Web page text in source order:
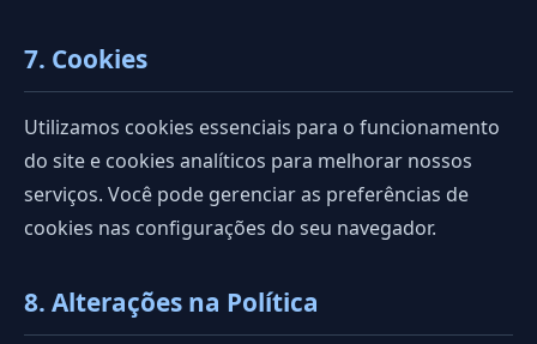
7. Cookies
Utilizamos cookies essenciais para o funcionamento
do site e cookies analíticos para melhorar nossos
serviços. Você pode gerenciar as preferências de
cookies nas configurações do seu navegador.
8. Alterações na Política